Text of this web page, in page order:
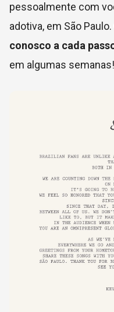
pessoalmente com
adotiva, em São Paulo.
conosco a cada
em algumas